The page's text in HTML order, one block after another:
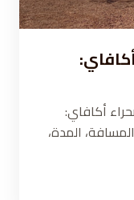
أكافاي:
المدة،